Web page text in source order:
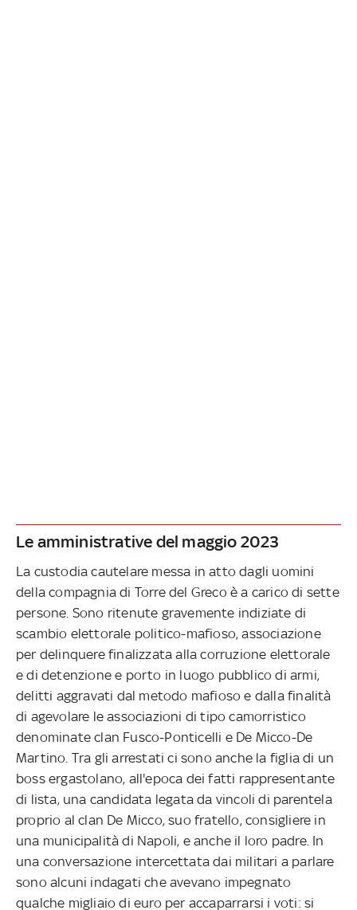
Le amministrative del maggio 2023
La custodia cautelare messa in atto dagli uomini
della compagnia di Torre del Greco è a carico di sette
persone. Sono ritenute gravemente indiziate di
scambio elettorale politico-mafioso, associazione
per delinquere finalizzata alla corruzione elettorale
e di detenzione e porto in luogo pubblico di armi,
delitti aggravati dal metodo mafioso e dalla finalità
di agevolare le associazioni di tipo camorristico
denominate clan Fusco-Ponticelli e De Micco-De
Martino. Tra gli arrestati ci sono anche la figlia di un
boss ergastolano, all'epoca dei fatti rappresentante
di lista, una candidata legata da vincoli di parentela
proprio al clan De Micco, suo fratello, consigliere in
una municipalità di Napoli, e anche il loro padre. In
una conversazione intercettata dai militari a parlare
sono alcuni indagati che avevano impegnato
qualche migliaio di euro per accaparrarsi i voti: si